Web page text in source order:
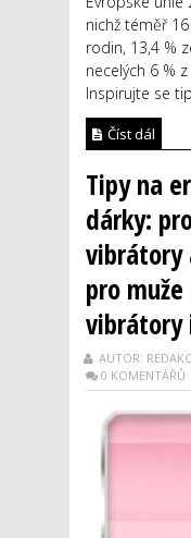
nichž téměř
rodin, 13,4 %
necelých 6 %
Inspirujte se
Číst dál
Tipy na
dárky:
vibrátory
pro
vibrátory
AUTOR:
0 KOMENTÁŘŮ